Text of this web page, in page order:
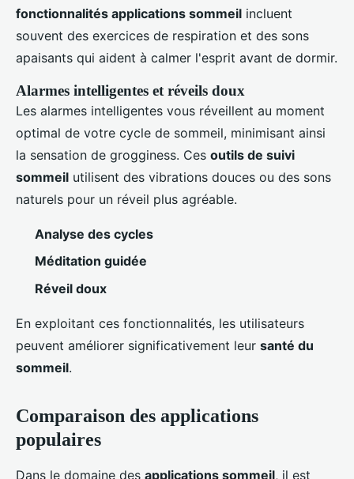
fonctionnalités applications sommeil incluent
souvent des exercices de respiration et des sons
apaisants qui aident à calmer l'esprit avant de dormir.
Alarmes intelligentes et réveils doux
Les alarmes intelligentes vous réveillent au moment
optimal de votre cycle de sommeil, minimisant ainsi
la sensation de grogginess. Ces outils de suivi
sommeil utilisent des vibrations douces ou des sons
naturels pour un réveil plus agréable.
Analyse des cycles
Méditation guidée
Réveil doux
En exploitant ces fonctionnalités, les utilisateurs
peuvent améliorer significativement leur santé du
sommeil.
Comparaison des applications
populaires
Dans le domaine des applications sommeil, il est